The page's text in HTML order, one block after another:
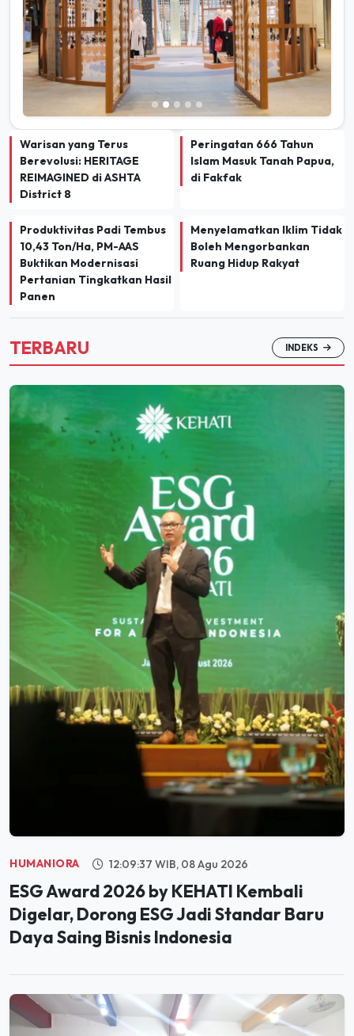
Warisan yang Terus
Berevolusi: HERITAGE
REIMAGINED di ASHTA
District 8
Peringatan 666 Tahun
Islam Masuk Tanah Papua,
di Fakfak
Produktivitas Padi Tembus
Buktikan Modernisasi
Pertanian Tingkatkan Hasil
Panen
Ruang Hidup Rakyat
TERBARU INDEKS
HUMANIORA 12:09:37 WIB, 08 Agu 2026
ESG Award 2026 by KEHATI Kembali
Digelar, Dorong ESG Jadi Standar Baru
Daya Saing Bisnis Indonesia